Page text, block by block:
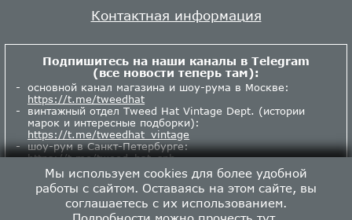
Контактная информация
Подпишитесь на наши каналы в Telegram
(все новости теперь там):
основной канал магазина и шоу-рума в Москве:
https://t.me/tweedhat
винтажный отдел Tweed Hat Vintage Dept. (истории
марок и интересные подборки):
https://t.me/tweedhat_vintage
шоу-рум в Санкт-Петербурге:
https://t.me/tweed_hat_spb
Мы используем cookies для более удобной
работы с сайтом. Оставаясь на этом сайте, вы
соглашаетесь с их использованием.